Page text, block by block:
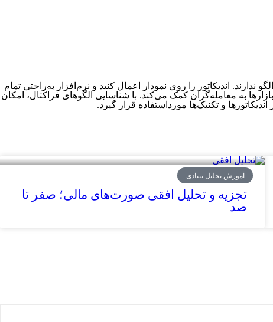
ندارند. اندیکاتور را روی نمودار اعمال کنید و نرم‌افزار به‌راحتی تمام
به معامله‌گران کمک می‌کند. با شناسایی الگوهای فراکتال‌‌، امکان
و تکنیک‌ها مورداستفاده قرار گیرد.
آموزش تحلیل بنیادی
تجزیه و تحلیل افقی صورت‌های مالی؛ صفر تا
صد